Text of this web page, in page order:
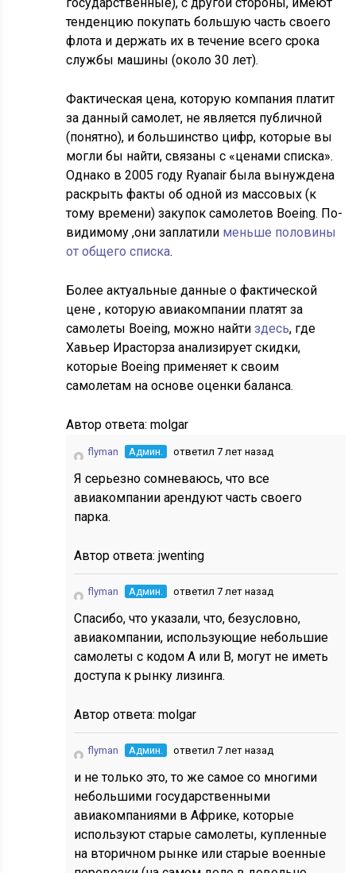
тенденцию покупать большую часть своего
флота и держать их в течение всего срока
службы машины (около 30 лет).
Фактическая цена, которую компания платит
за данный самолет, не является публичной
(понятно), и большинство цифр, которые вы
могли бы найти, связаны с «ценами списка».
Однако в 2005 году Ryanair была вынуждена
раскрыть факты об одной из массовых (к
тому времени) закупок самолетов Boeing. По-
видимому ,они заплатили меньше половины
от общего списка.
Более актуальные данные о фактической
цене , которую авиакомпании платят за
самолеты Boeing, можно найтиздесь, где
Хавьер Ирасторза анализирует скидки,
которые Boeing применяет к своим
самолетам на основе оценки баланса.
Автор ответа:molgar
flyman Админ. ответил 7 лет назад
Я серьезно сомневаюсь, что все
авиакомпании арендуют часть своего
парка.
Автор ответа:jwenting
flyman Админ. ответил 7 лет назад
Спасибо, что указали, что, безусловно,
авиакомпании, использующие небольшие
самолеты с кодом A или B, могут не иметь
доступа к рынку лизинга.
Автор ответа:molgar
flyman Админ. ответил 7 лет назад
и не только это, то же самое со многими
небольшими государственными
авиакомпаниями в Африке, которые
используют старые самолеты, купленные
на вторичном рынке или старые военные